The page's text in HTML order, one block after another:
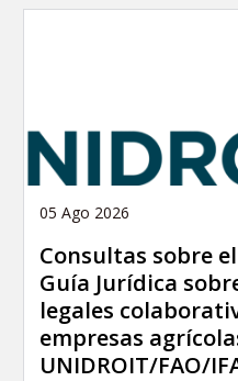
05 Ago 2026
Consultas sobre
Guía Jurídica
legales
empresas
UNIDROIT/FAO/